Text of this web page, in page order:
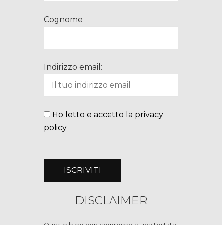
Cognome
Indirizzo email:
Ho letto e accetto la privacy
policy
DISCLAIMER